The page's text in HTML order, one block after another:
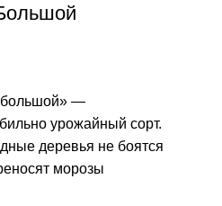
большой» —
урожайный сорт.
деревья не боятся
морозы